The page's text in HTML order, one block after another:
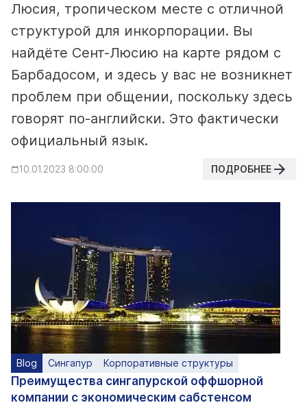
Люсия, тропическом месте с отличной
структурой для инкорпорации. Вы
найдёте Сент-Люсию на карте рядом с
Барбадосом, и здесь у вас не возникнет
проблем при общении, поскольку здесь
говорят по-английски. Это фактически
официальный язык.
10.01.2023 8:00:00 ПОДРОБНЕЕ
Blog Сингапур Корпоративные структуры
Преимущества сингапурской оффшорной
компании с экономическим сабстенсом